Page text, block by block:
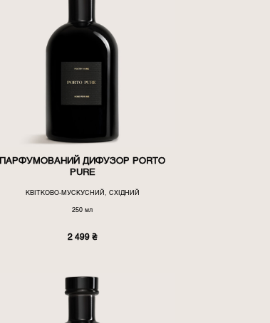
ПАРФУМОВАНИЙ ДИФУЗОР PORTO
PURE
КВІТКОВО-МУСКУСНИЙ, СХІДНИЙ
250 мл
2 499 ₴